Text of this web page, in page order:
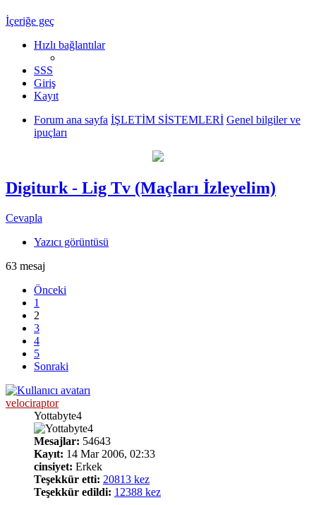
İçeriğe geç
Hızlı bağlantılar
SSS
Giriş
Kayıt
Forum ana sayfa İŞLETİM SİSTEMLERİ Genel bilgiler ve
ipuçları
Digiturk - Lig Tv (Maçları İzleyelim)
Cevapla
Yazıcı görüntüsü
63 mesaj
Önceki
1
2
3
4
5
Sonraki
velociraptor
Yottabyte4
Mesajlar: 54643
Kayıt: 14 Mar 2006, 02:33
cinsiyet: Erkek
Teşekkür etti: 20813 kez
Teşekkür edildi: 12388 kez